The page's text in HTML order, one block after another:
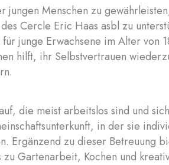
jungen Menschen zu
Cercle Eric Haas asbl zu
junge Erwachsene im Alter von
hilft, ihr Selbstvertrauen
die meist arbeitslos sind und
in der sie
Ergänzend zu dieser Betreuung
Gartenarbeit, Kochen und